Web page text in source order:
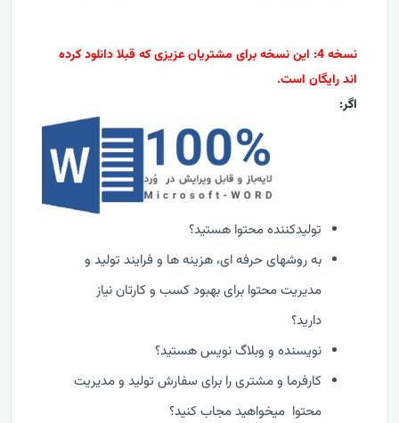
نسخه 4: این نسخه برای مشتریان عزیزی که قبلا دانلود کرده
اند رایگان است.
اگر:
تولیدکننده محتوا هستید؟
به روشهای حرفه ای، هزینه ها و فرایند تولید و
مدیریت محتوا برای بهبود کسب و کارتان نیاز
دارید؟
نویسنده و وبلاگ نویس هستید؟
کارفرما و مشتری را برای سفارش تولید و مدیریت
محتوا میخواهید مجاب کنید؟